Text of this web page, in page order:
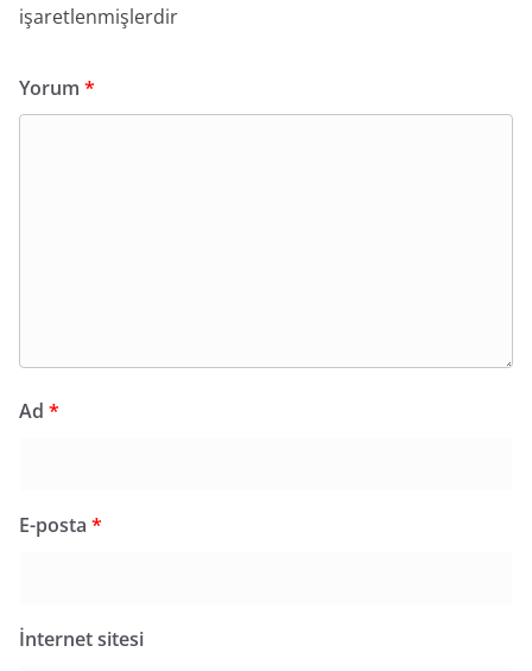
işaretlenmişlerdir
Yorum *
Ad *
E-posta *
İnternet sitesi